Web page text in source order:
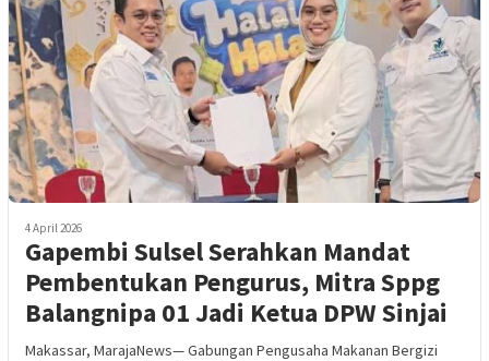
4 April 2026
Gapembi Sulsel Serahkan Mandat
Pembentukan Pengurus, Mitra Sppg
Balangnipa 01 Jadi Ketua DPW Sinjai
Makassar, MarajaNews— Gabungan Pengusaha Makanan Bergizi